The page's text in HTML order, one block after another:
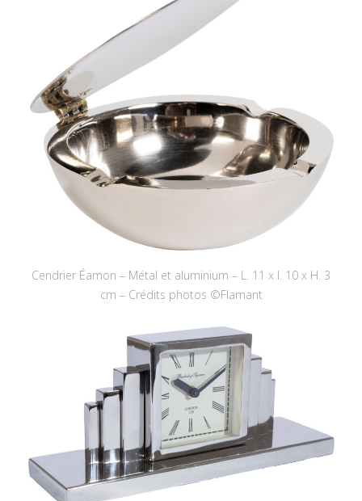
Cendrier Éamon – Métal et aluminium – L. 11 x l. 10 x H. 3
cm – Crédits photos ©Flamant